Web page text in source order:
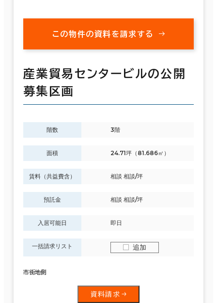
この物件の資料を請求する
産業貿易センタービルの公開
募集区画
階数 3階
面積 24.71坪（81.686㎡）
賃料（共益費含） 相談 相談/坪
預託金 相談 相談/坪
入居可能日 即日
一括請求リスト 追加
市街地側
資料請求